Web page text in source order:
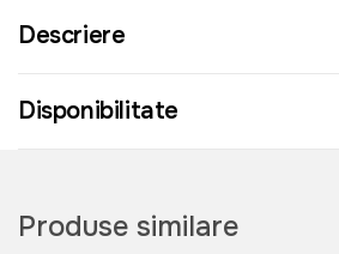
Descriere
Disponibilitate
Produse similare